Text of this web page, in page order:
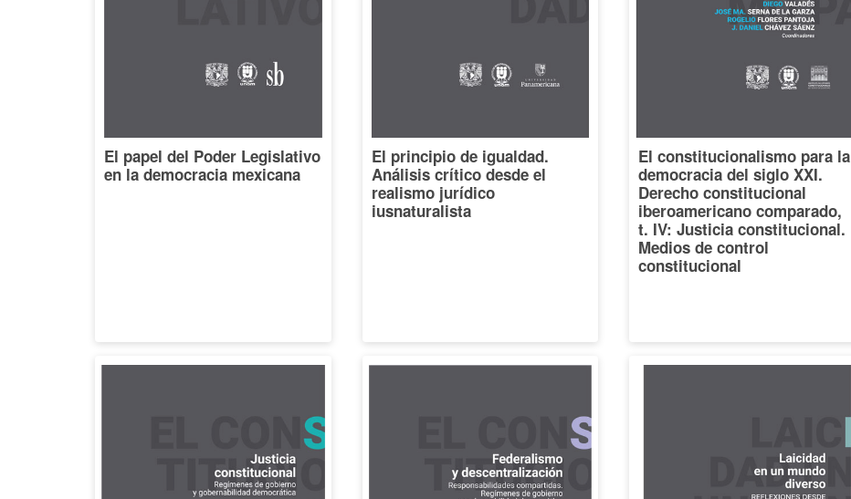
El papel del Poder Legislativo
en la democracia mexicana
El principio de igualdad.
Análisis crítico desde el
realismo jurídico
iusnaturalista
El constitucionalismo para la
democracia del siglo XXI.
Derecho constitucional
iberoamericano comparado,
t. IV: Justicia constitucional.
Medios de control
constitucional